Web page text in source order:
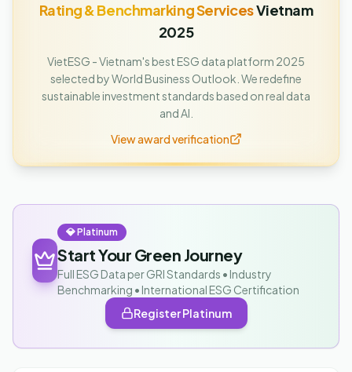
Rating & Benchmarking ServicesVietnam
2025
VietESG - Vietnam's best ESG data platform 2025
selected by World Business Outlook. We redefine
sustainable investment standards based on real data
and AI.
View award verification
💎 Platinum
Start Your Green Journey
Full ESG Data per GRI Standards • Industry
Benchmarking • International ESG Certification
Register Platinum